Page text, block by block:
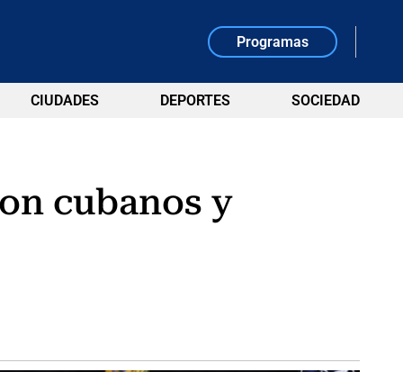
Programas
CIUDADES DEPORTES SOCIEDAD
cubanos y